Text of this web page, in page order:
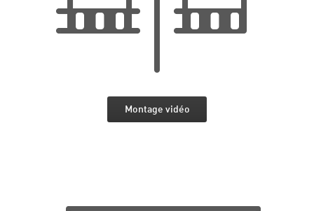
Montage vidéo